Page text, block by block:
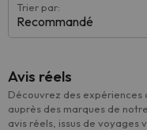
Trier par:
Recommandé
Avis réels
Découvrez des expériences
auprès des marques de
avis réels, issus de voyages